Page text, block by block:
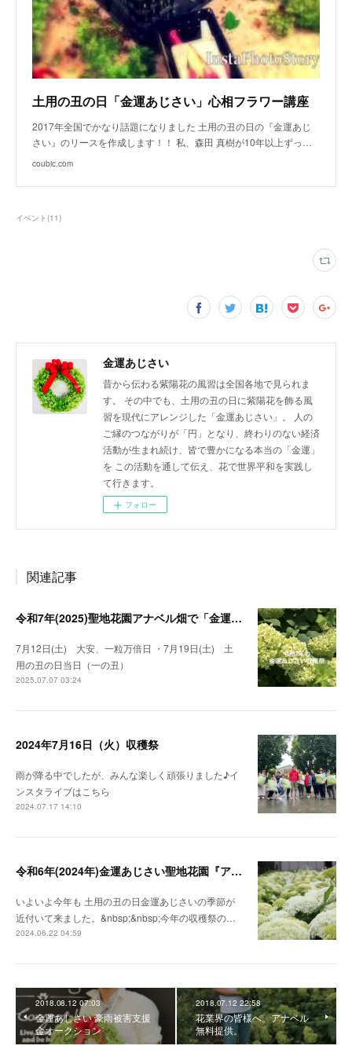
土用の丑の日「金運あじさい」心相フラワー講座
2017年全国でかなり話題になりました 土用の丑の日の『金運あじ
さい』のリースを作成します！！ 私、森田 真樹が10年以上ずっ…
coubic.com
イベント(11)
金運あじさい
昔から伝わる紫陽花の風習は全国各地で見られま
す。 その中でも、土用の丑の日に紫陽花を飾る風
習を現代にアレンジした「金運あじさい」。 人の
ご縁のつながりが「円」となり、終わりのない経済
活動が生まれ続け、皆で豊かになる本当の「金運」
を この活動を通して伝え、花で世界平和を実践し
て行きます。
フォロー
関連記事
令和7年(2025)聖地花園アナベル畑で「金運あじさい」収穫祭
7月12日(土) 大安、一粒万倍日 ・7月19日(土) 土
用の丑の日当日（一の丑）
2025.07.07 03:24
2024年7月16日（火）収穫祭
雨が降る中でしたが、みんな楽しく頑張りました♪イ
ンスタライブはこちら
2024.07.17 14:10
令和6年(2024年)金運あじさい聖地花園『アナベル』の収穫祭 『埼玉県深谷市』
いよいよ今年も 土用の丑の日金運あじさいの季節が
近付いて来ました。&nbsp;&nbsp;今年の収穫祭の…
2024.06.22 04:59
2018.08.12 07:03
金運あじさい 豪雨被害支援
金オークション
2018.07.12 22:58
花業界の皆様へ。アナベル
無料提供。